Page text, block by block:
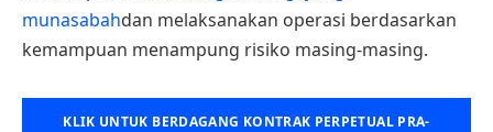
munasabahdan melaksanakan operasi berdasarkan
kemampuan menampung risiko masing-masing.
KLIK UNTUK BERDAGANG KONTRAK PERPETUAL PRA-